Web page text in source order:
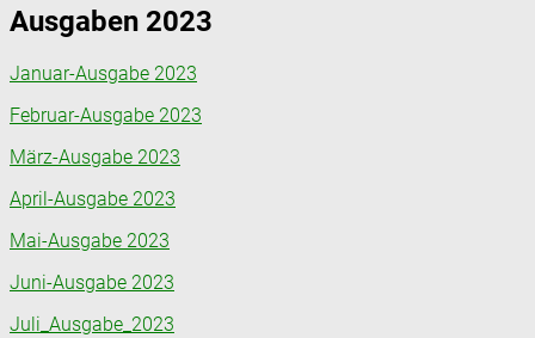
Ausgaben 2023
Januar-Ausgabe 2023
Februar-Ausgabe 2023
März-Ausgabe 2023
April-Ausgabe 2023
Mai-Ausgabe 2023
Juni-Ausgabe 2023
Juli_Ausgabe_2023